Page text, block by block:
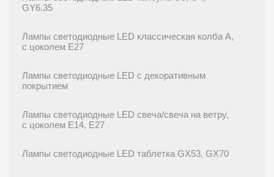
GY6.35
Лампы светодиодные LED классическая колба A,
с цоколем E27
Лампы светодиодные LED с декоративным
покрытием
Лампы светодиодные LED свеча/свеча на ветру,
с цоколем E14, E27
Лампы светодиодные LED таблетка GX53, GX70